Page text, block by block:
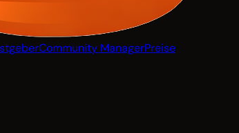
Community ManagerPreise